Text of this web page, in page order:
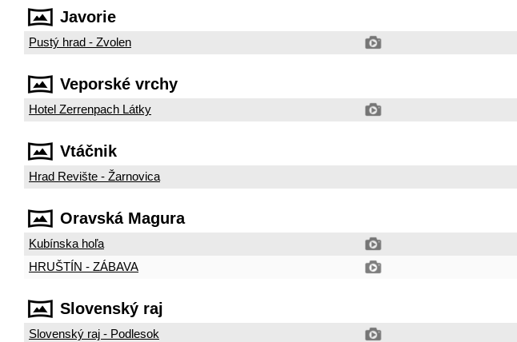
Javorie
Pustý hrad - Zvolen
Veporské vrchy
Hotel Zerrenpach Látky
Vtáčnik
Hrad Revište - Žarnovica
Oravská Magura
Kubínska hoľa
HRUŠTÍN - ZÁBAVA
Slovenský raj
Slovenský raj - Podlesok